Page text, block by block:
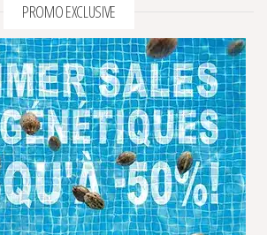
PROMO EXCLUSIVE